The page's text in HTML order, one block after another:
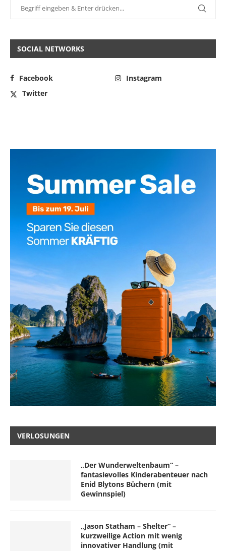
SOCIAL NETWORKS
Facebook
Instagram
Twitter
VERLOSUNGEN
„Der Wunderweltenbaum“ –
fantasievolles Kinderabenteuer nach
Enid Blytons Büchern (mit
Gewinnspiel)
„Jason Statham – Shelter“ –
kurzweilige Action mit wenig
innovativer Handlung (mit